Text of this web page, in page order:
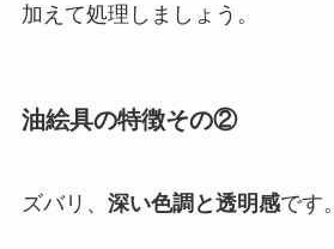
加えて処理しましょう。
油絵具の特徴その②
ズバリ、 深い色調と透明感です。